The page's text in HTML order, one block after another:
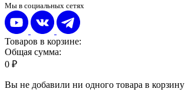
Мы в социальных сетях
Товаров в корзине:
Общая сумма:
0 ₽
Вы не добавили ни одного товара в корзину